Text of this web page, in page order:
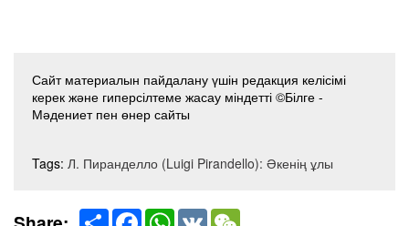
Сайт материалын пайдалану үшін редакция келісімі
керек және гиперсілтеме жасау міндетті ©Білге -
Мәдениет пен өнер сайты
Tags: Л. Пиранделло (Luigi Pirandello): Әкенің ұлы
Share FacebookWhatsApp
VK